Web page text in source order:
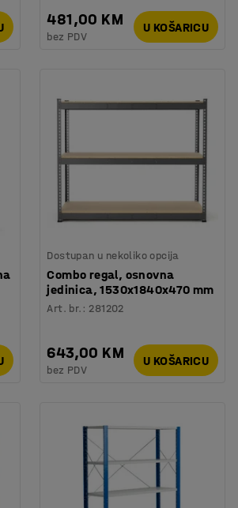
481,00 KM
bez PDV
U KOŠARICU
Dostupan u nekoliko opcija
Combo regal, osnovna
jedinica, 1530x1840x470 mm
Art. br. : 281202
643,00 KM
bez PDV
U KOŠARICU